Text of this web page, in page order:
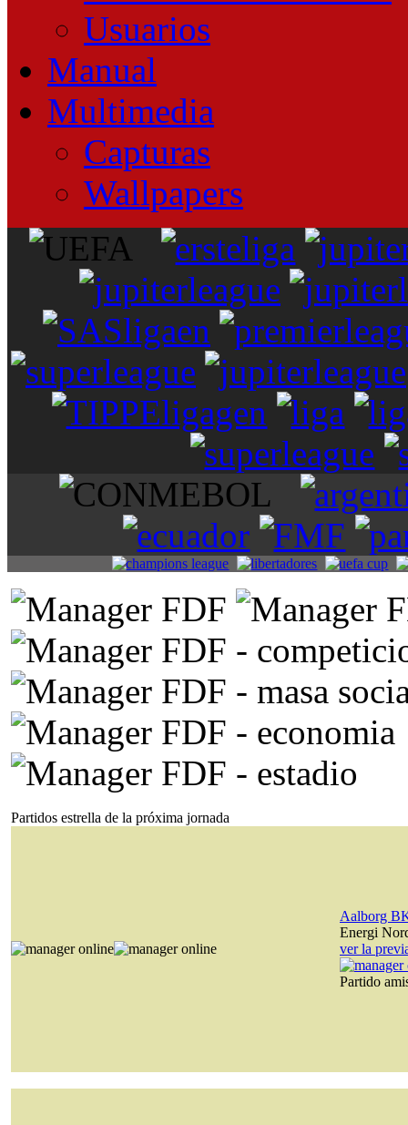
Usuarios
Manual
Multimedia
Capturas
Wallpapers
Partidos estrella de la próxima jornada
Aalborg
Energi
ver la
Partido